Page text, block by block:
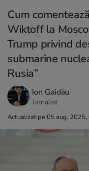
Cum
Wiktoff la
Trump privind
submarine
Rusia”
Ion Gaidău
Jurnalist
Actualizat pe 05 aug.